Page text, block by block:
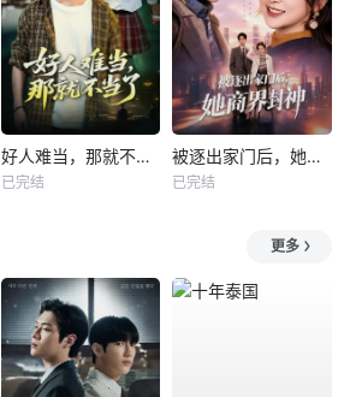
好人难当，那就不当了
已完结
被逐出家门后，她商界封神
已完结
更多